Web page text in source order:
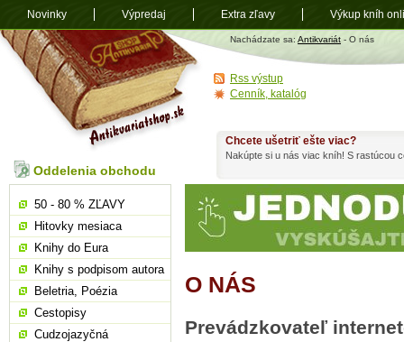
Antikvariát
shop.sk
Nachádzate sa: Antikvariát - O nás
O NÁS
Prevádzkovateľ
Chcete ušetriť ešte viac?
Nakúpte si u nás viac kníh! S rastúcou
Oddelenia obchodu
50 - 80 % ZĽAVY
Hitovky mesiaca
Knihy do Eura
Knihy s podpisom autora
Beletria, Poézia
Cestopisy
Cudzojazyčná
Rss výstup
Cenník, katalóg
Novinky Výpredaj Extra zľavy Výkup kníh